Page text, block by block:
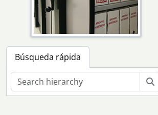
Búsqueda rápida